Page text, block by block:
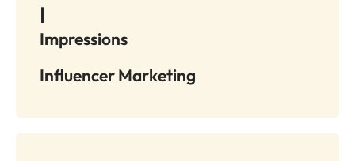
I
Impressions
Influencer Marketing